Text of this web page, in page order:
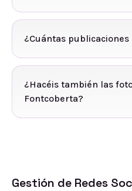
¿Cuántas
¿Hacéis también las
Fontcoberta?
Gestión de Redes